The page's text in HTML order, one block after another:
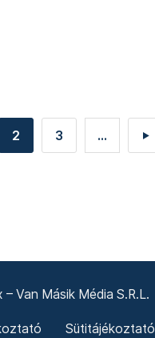
2 3 ... ►
Van Másik Média S.R.L.
Sütitájékoztató